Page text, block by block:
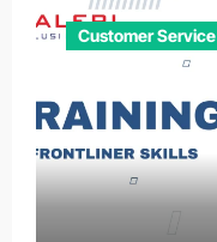
Customer Service